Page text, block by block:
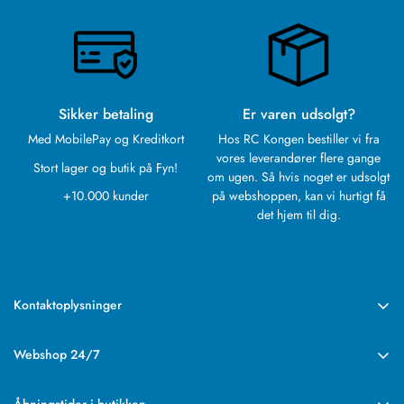
Sikker betaling
Med MobilePay og Kreditkort
Stort lager og butik på Fyn!
+10.000 kunder
Er varen udsolgt?
Hos RC Kongen bestiller vi fra
vores leverandører flere gange
om ugen. Så hvis noget er udsolgt
på webshoppen, kan vi hurtigt få
det hjem til dig.
Kontaktoplysninger
Rebslagervej 6
Webshop 24/7